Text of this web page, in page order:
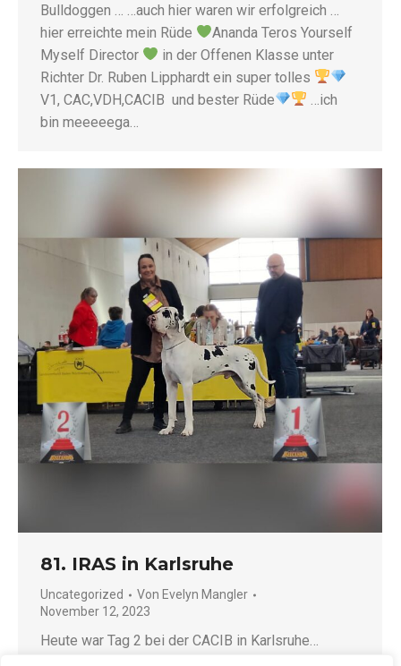
Bulldoggen … …auch hier waren wir erfolgreich …
hier erreichte mein Rüde
Ananda Teros Yourself
Myself Director
in der Offenen Klasse unter
Richter Dr. Ruben Lipphardt ein super tolles
V1, CAC,VDH,CACIB und bester Rüde
…ich
bin meeeeega…
81. IRAS in Karlsruhe
Uncategorized Von Evelyn Mangler
November 12, 2023
Heute war Tag 2 bei der CACIB in Karlsruhe…